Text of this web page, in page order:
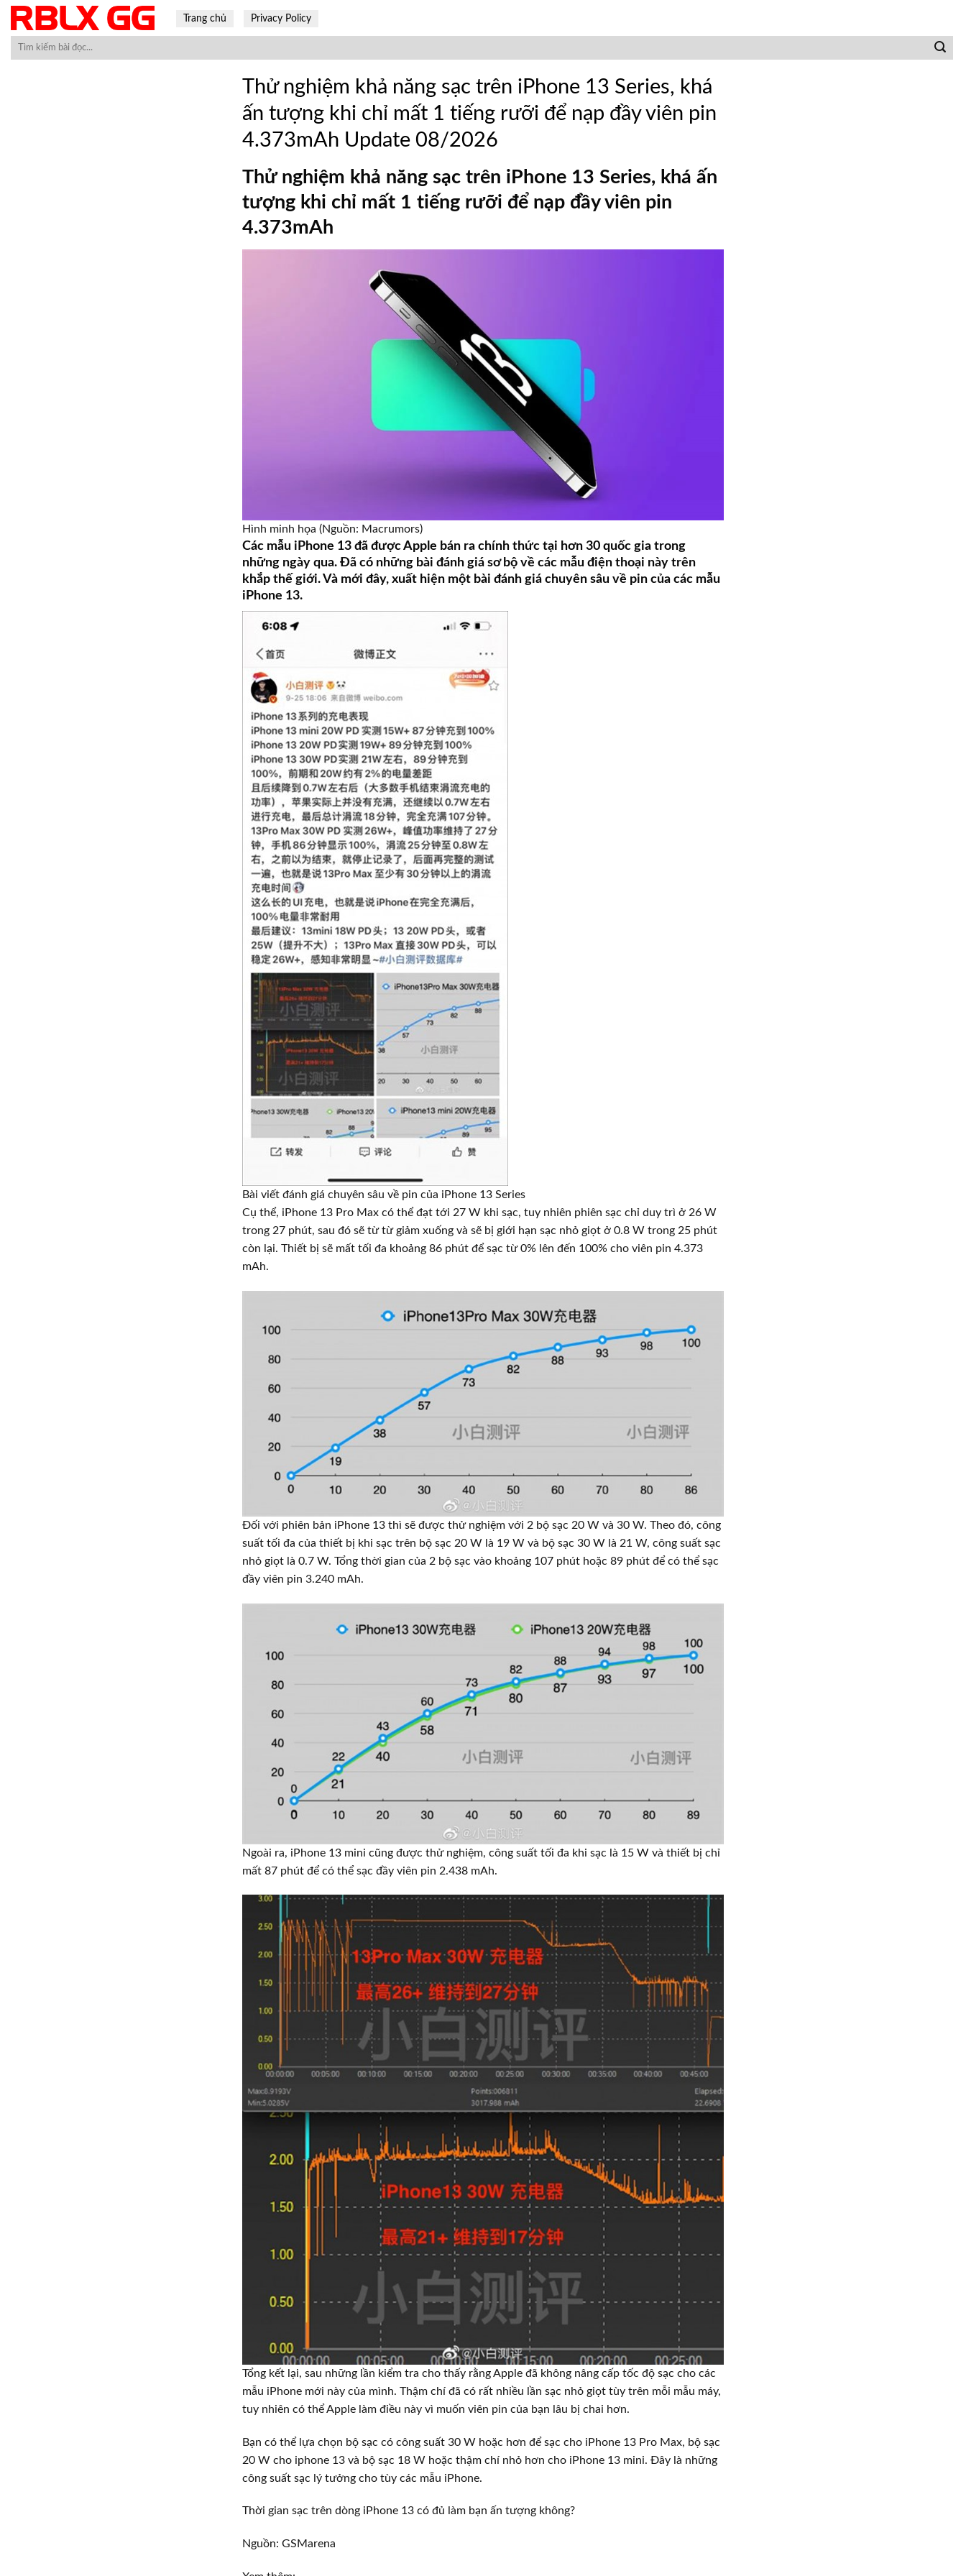
Skip
content
Trang chủ Privacy Policy
Thử nghiệm khả năng sạc trên iPhone 13 Series, khá
ấn tượng khi chỉ mất 1 tiếng rưỡi để nạp đầy viên pin
4.373mAh Update 08/2026
Thử nghiệm khả năng sạc trên iPhone 13 Series, khá ấn
tượng khi chỉ mất 1 tiếng rưỡi để nạp đầy viên pin
4.373mAh
Hình minh họa (Nguồn: Macrumors)
Các mẫu iPhone 13 đã được Apple bán ra chính thức tại hơn 30 quốc gia trong
những ngày qua. Đã có những bài đánh giá sơ bộ về các mẫu điện thoại này trên
khắp thế giới. Và mới đây, xuất hiện một bài đánh giá chuyên sâu về pin của các mẫu
iPhone 13.
Bài viết đánh giá chuyên sâu về pin của iPhone 13 Series
Cụ thể, iPhone 13 Pro Max có thể đạt tới 27 W khi sạc, tuy nhiên phiên sạc chỉ duy trì ở 26 W
trong 27 phút, sau đó sẽ từ từ giảm xuống và sẽ bị giới hạn sạc nhỏ giọt ở 0.8 W trong 25 phút
còn lại. Thiết bị sẽ mất tối đa khoảng 86 phút để sạc từ 0% lên đến 100% cho viên pin 4.373
mAh.
Đối với phiên bản iPhone 13 thì sẽ được thử nghiệm với 2 bộ sạc 20 W và 30 W. Theo đó, công
suất tối đa của thiết bị khi sạc trên bộ sạc 20 W là 19 W và bộ sạc 30 W là 21 W, công suất sạc
nhỏ giọt là 0.7 W. Tổng thời gian của 2 bộ sạc vào khoảng 107 phút hoặc 89 phút để có thể sạc
đầy viên pin 3.240 mAh.
Ngoài ra, iPhone 13 mini cũng được thử nghiệm, công suất tối đa khi sạc là 15 W và thiết bị chỉ
mất 87 phút để có thể sạc đầy viên pin 2.438 mAh.
Tổng kết lại, sau những lần kiểm tra cho thấy rằng Apple đã không nâng cấp tốc độ sạc cho các
mẫu iPhone mới này của mình. Thậm chí đã có rất nhiều lần sạc nhỏ giọt tùy trên mỗi mẫu máy,
tuy nhiên có thể Apple làm điều này vì muốn viên pin của bạn lâu bị chai hơn.
Bạn có thể lựa chọn bộ sạc có công suất 30 W hoặc hơn để sạc cho iPhone 13 Pro Max, bộ sạc
20 W cho iphone 13 và bộ sạc 18 W hoặc thậm chí nhỏ hơn cho iPhone 13 mini. Đây là những
công suất sạc lý tưởng cho tùy các mẫu iPhone.
Thời gian sạc trên dòng iPhone 13 có đủ làm bạn ấn tượng không?
Nguồn: GSMarena